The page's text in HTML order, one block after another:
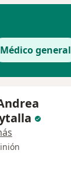
Médico general